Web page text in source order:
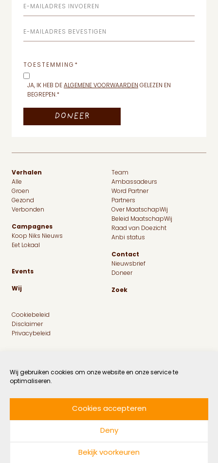
Wij gebruiken cookies om onze website en onze service te
optimaliseren.
Cookies accepteren
Deny
Bekijk voorkeuren
TOESTEMMING *
JA, IK HEB DE ALGEMENE VOORWAARDEN GELEZEN EN
BEGREPEN.*
Verhalen
Alle
Groen
Gezond
Verbonden
Campagnes
Koop Niks Nieuws
Eet Lokaal
Events
Wij
Team
Ambassadeurs
Word Partner
Partners
Over MaatschapWij
Beleid MaatschapWij
Raad van Doezicht
Anbi status
Contact
Nieuwsbrief
Doneer
Zoek
Cookiebeleid
Disclaimer
Privacybeleid
InstagramLinkedin